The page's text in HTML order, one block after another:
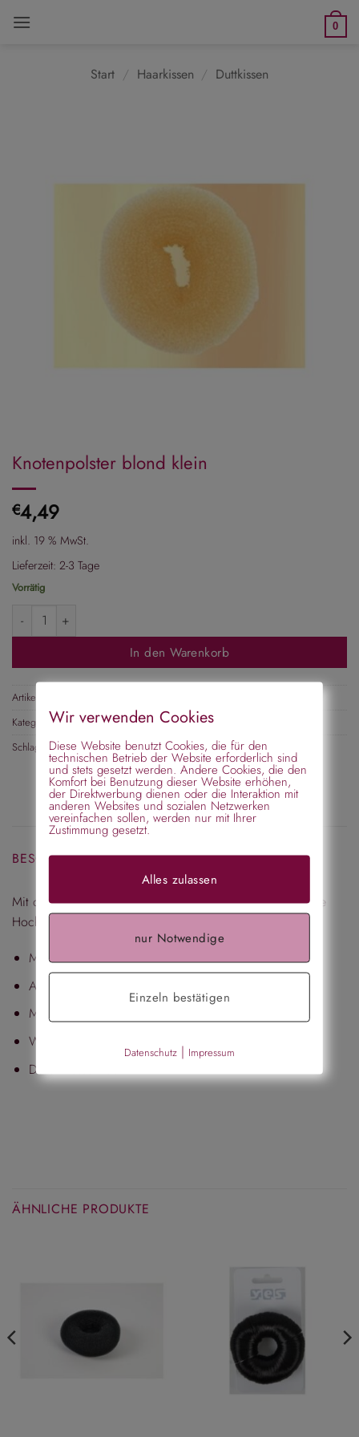
Inhalt
0
Start / Haarkissen / Duttkissen
Knotenpolster blond klein
€4,49
inkl. 19 % MwSt.
Lieferzeit: 2-3 Tage
Vorrätig
Knotenpolster blond klein Menge
In den Warenkorb
Artikelnummer:
Kategorie:Duttkissen
Schlagwörter:Knotenpolster,Donut
BESCHREIBUNG
Mit diesem Knotenpolster, blond klein lassen sich modische
Hochsteckfrisuren ganz einfach zaubern.
Made in Germany
Atmungsaktiv
Mühelos mit Haarnadeln zu befestigen
Waschbar
Durchmesser: 80 mm
ÄHNLICHE PRODUKTE
Wir verwenden Cookies
Diese Website benutzt Cookies, die für den
technischen Betrieb der Website erforderlich sind
und stets gesetzt werden. Andere Cookies, die den
Komfort bei Benutzung dieser Website erhöhen,
der Direktwerbung dienen oder die Interaktion mit
anderen Websites und sozialen Netzwerken
vereinfachen sollen, werden nur mit Ihrer
Zustimmung gesetzt.
Alles zulassen
nur Notwendige
Einzeln bestätigen
Datenschutz| Impressum